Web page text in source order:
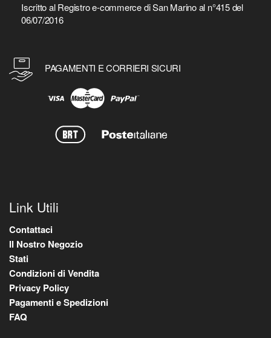
Iscritto al Registro e-commerce di San Marino al n°415 del
06/07/2016
PAGAMENTI E CORRIERI SICURI
Link Utili
Contattaci
Il Nostro Negozio
Stati
Condizioni di Vendita
Privacy Policy
Pagamenti e Spedizioni
FAQ